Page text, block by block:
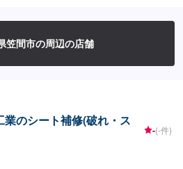
たい！そんな気持ちで仕事をしています。
オファーにてお問い合わせ【2】お見積り
日程度で納車となります。(要相談)納期は前
さい。受付はスタッフへ「メンテモで予約
案内いたします。【定休日・営業時間】定
笠間市の周辺の店舗
のシート補修(破れ・ス
-(-件)